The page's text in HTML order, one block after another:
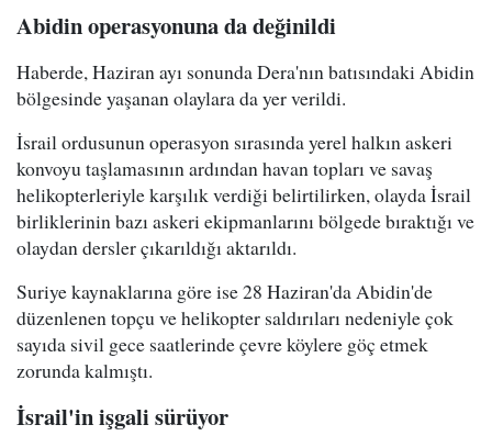
Abidin operasyonuna da değinildi
Haberde, Haziran ayı sonunda Dera'nın batısındaki Abidin
bölgesinde yaşanan olaylara da yer verildi.
İsrail ordusunun operasyon sırasında yerel halkın askeri
konvoyu taşlamasının ardından havan topları ve savaş
helikopterleriyle karşılık verdiği belirtilirken, olayda İsrail
birliklerinin bazı askeri ekipmanlarını bölgede bıraktığı ve
olaydan dersler çıkarıldığı aktarıldı.
Suriye kaynaklarına göre ise 28 Haziran'da Abidin'de
düzenlenen topçu ve helikopter saldırıları nedeniyle çok
sayıda sivil gece saatlerinde çevre köylere göç etmek
zorunda kalmıştı.
İsrail'in işgali sürüyor